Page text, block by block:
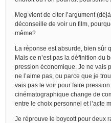
Meg vient de citer l’argument
déconseille de voir un film,
même?
La réponse est absurde, bien sûr
Mais ce n’est pas la définition du
pression économique. Je ne vais
ne l’aime pas, ou parce que je
vais pas le voir pour faire pression
cinématographique change de
entre le choix personnel et l’acte
Je réprouve le boycott pour deux